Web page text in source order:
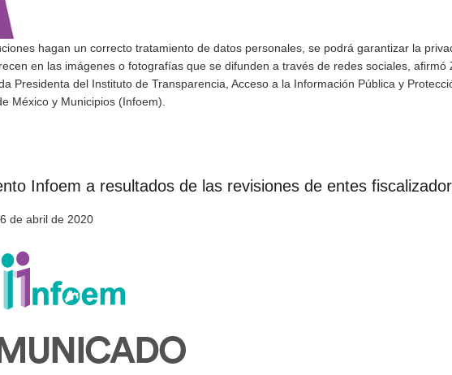
hagan un correcto tratamiento de datos personales, se podrá garantizar la
en las imágenes o fotografías que se difunden a través de redes sociales, afirmó
Presidenta del Instituto de Transparencia, Acceso a la Información Pública y
México y Municipios (Infoem).
Infoem a resultados de las revisiones de entes
de abril de 2020